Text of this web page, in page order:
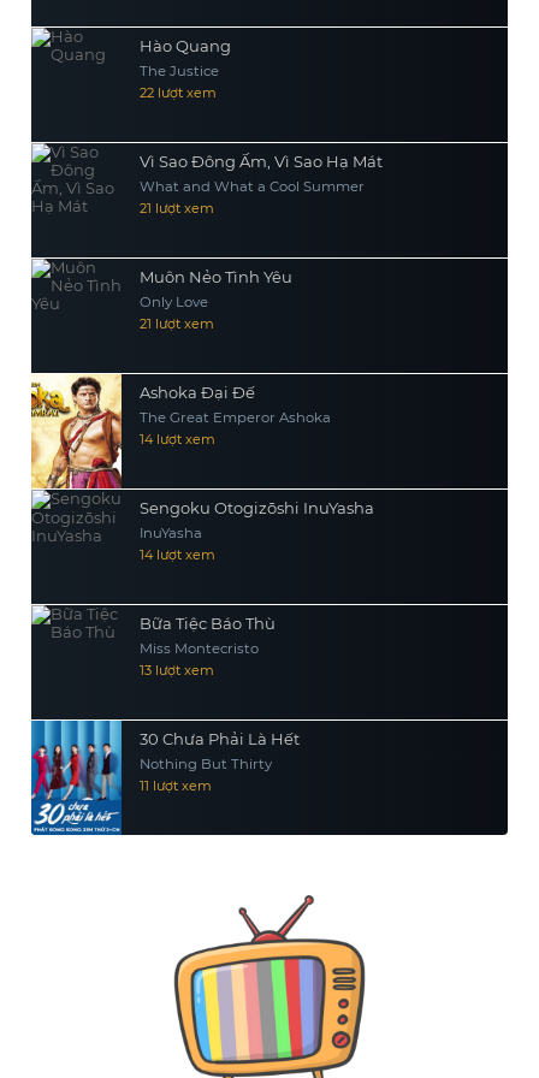
Hào Quang
The Justice
22 lượt xem
Vì Sao Đông Ấm, Vì Sao Hạ Mát
What and What a Cool Summer
21 lượt xem
Muôn Nẻo Tình Yêu
Only Love
21 lượt xem
Ashoka Đại Đế
The Great Emperor Ashoka
14 lượt xem
Sengoku Otogizōshi InuYasha
InuYasha
14 lượt xem
Bữa Tiệc Báo Thù
Miss Montecristo
13 lượt xem
30 Chưa Phải Là Hết
Nothing But Thirty
11 lượt xem